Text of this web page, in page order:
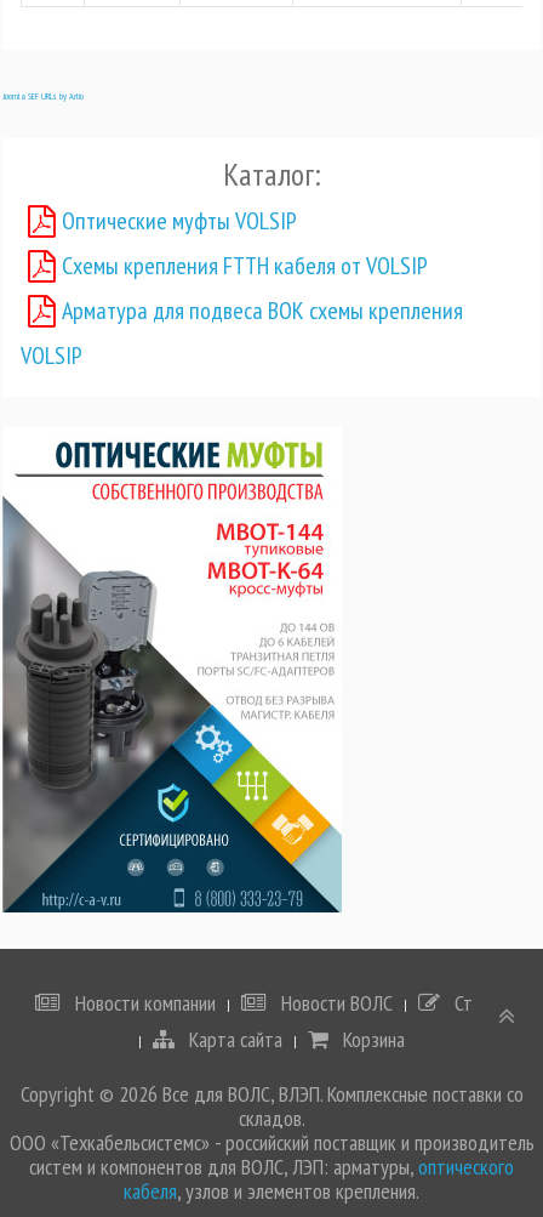
Joomla SEF URLs by Artio
Каталог:
Оптические муфты VOLSIP
Схемы крепления FTTH кабеля от VOLSIP
Арматура для подвеса ВОК схемы крепления
VOLSIP
Новости компании Новости ВОЛС
Статьи
Карта сайта
Корзина
Copyright © 2026 Все для ВОЛС, ВЛЭП. Комплексные поставки со
складов.
ООО «Техкабельсистемс» - российский поставщик и производитель
систем и компонентов для ВОЛС, ЛЭП: арматуры,оптического
кабеля, узлов и элементов крепления.